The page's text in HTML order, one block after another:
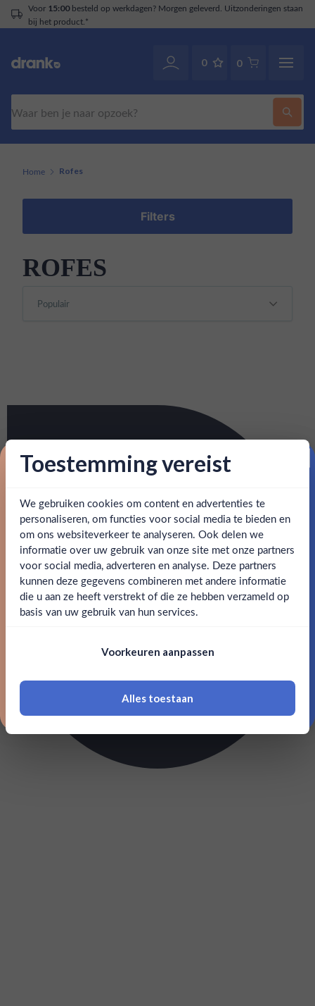
Voor 15:00besteld op werkdagen? Morgen geleverd. Uitzonderingen staan
bij het product.*
0 0
Ben jij 18 jaar of ouder?
Ja Nee
18 jaar of ouder zijn
Home Rofes
Filters
ROFES
Toestemming vereist
We gebruiken cookies om content en advertenties te
personaliseren, om functies voor social media te bieden en
om ons websiteverkeer te analyseren. Ook delen we
informatie over uw gebruik van onze site met onze partners
voor social media, adverteren en analyse. Deze partners
kunnen deze gegevens combineren met andere informatie
die u aan ze heeft verstrekt of die ze hebben verzameld op
basis van uw gebruik van hun services.
Voorkeuren aanpassen
Alles toestaan
Proost op je eerste korting!
Schrijf je in en ontvang direct 5% korting op je eerste
bestelling.
Email
Claim mijn korting